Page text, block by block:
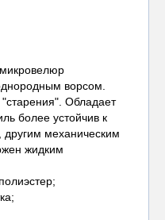
ворсом.
Обладает
более устойчив к
другим механическим
жидким